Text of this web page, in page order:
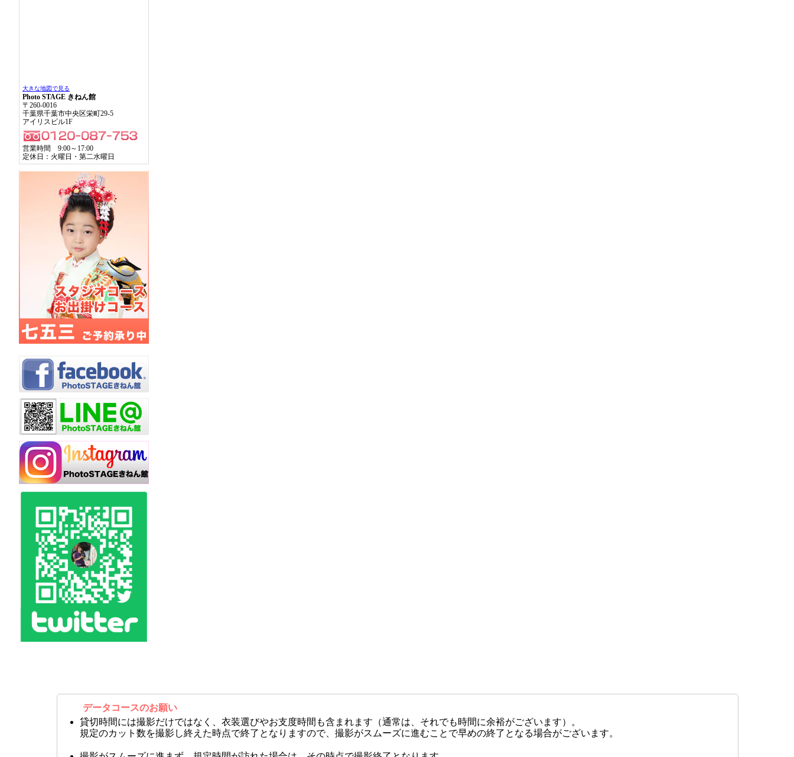
大きな地図で見る
Photo STAGE きねん館
〒260-0016
千葉県千葉市中央区栄町29-5
アイリスビル1F
営業時間 9:00～17:00
定休日：火曜日・第二水曜日
データコースのお願い
貸切時間には撮影だけではなく、衣装選びやお支度時間も含まれます（通常は、それでも時間に余裕がございます）。
規定のカット数を撮影し終えた時点で終了となりますので、撮影がスムーズに進むことで早めの終了となる場合がございます。